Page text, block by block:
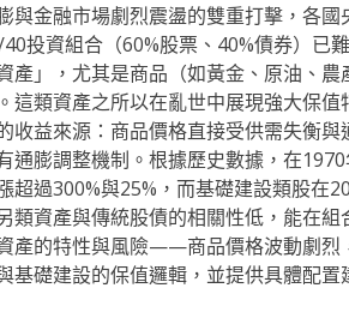
與金融市場劇烈震盪的雙重打擊，各
投資組合（60%股票、40%債券）已
產」，尤其是商品（如黃金、原油、
這類資產之所以在亂世中展現強大保
收益來源：商品價格直接受供需失衡
通膨調整機制。根據歷史數據，在
超過300%與25%，而基礎建設類股在
類資產與傳統股債的相關性低，能在
產的特性與風險——商品價格波動劇烈
基礎建設的保值邏輯，並提供具體配